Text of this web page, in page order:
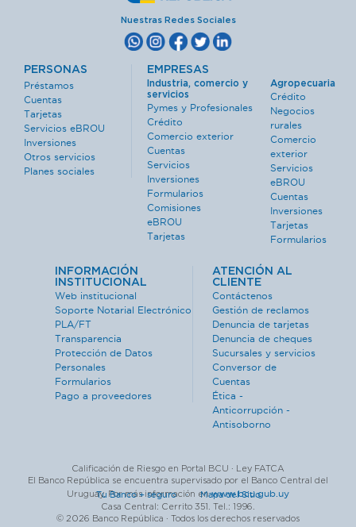
Nuestras Redes Sociales
PERSONAS
Préstamos
Cuentas
Tarjetas
Servicios eBROU
Inversiones
Otros servicios
Planes sociales
EMPRESAS
Industria, comercio y
servicios
Pymes y Profesionales
Crédito
Comercio exterior
Cuentas
Servicios
Inversiones
Formularios
Comisiones
eBROU
Tarjetas
Agropecuaria
Crédito
Negocios
rurales
Comercio
exterior
Servicios
eBROU
Cuentas
Inversiones
Tarjetas
Formularios
INFORMACIÓN
INSTITUCIONAL
Web institucional
Soporte Notarial Electrónico
PLA/FT
Transparencia
Protección de Datos
Personales
Formularios
Pago a proveedores
ATENCIÓN AL
CLIENTE
Contáctenos
Gestión de reclamos
Denuncia de tarjetas
Denuncia de cheques
Sucursales y servicios
Conversor de
Cuentas
Ética -
Anticorrupción -
Antisoborno
Calificación de Riesgo en Portal BCU · Ley FATCA
El Banco República se encuentra supervisado por el Banco Central del
Uruguay. Por más información enwww.bcu.gub.uy
Tu Banco + seguro · Mapa del Sitio
Casa Central: Cerrito 351. Tel.: 1996.
© 2026 Banco República · Todos los derechos reservados